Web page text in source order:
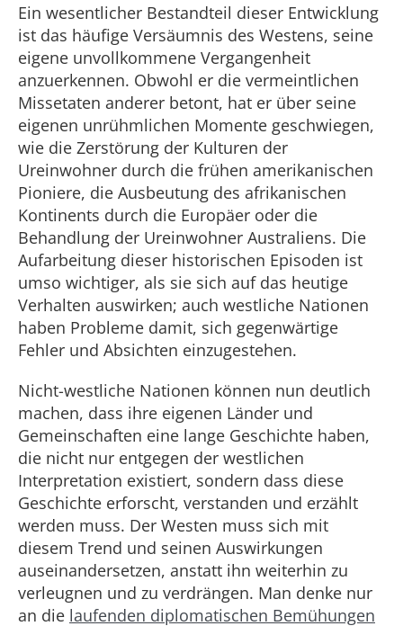
Ein wesentlicher Bestandteil dieser Entwicklung
ist das häufige Versäumnis des Westens, seine
eigene unvollkommene Vergangenheit
anzuerkennen. Obwohl er die vermeintlichen
Missetaten anderer betont, hat er über seine
eigenen unrühmlichen Momente geschwiegen,
wie die Zerstörung der Kulturen der
Ureinwohner durch die frühen amerikanischen
Pioniere, die Ausbeutung des afrikanischen
Kontinents durch die Europäer oder die
Behandlung der Ureinwohner Australiens. Die
Aufarbeitung dieser historischen Episoden ist
umso wichtiger, als sie sich auf das heutige
Verhalten auswirken; auch westliche Nationen
haben Probleme damit, sich gegenwärtige
Fehler und Absichten einzugestehen.
Nicht-westliche Nationen können nun deutlich
machen, dass ihre eigenen Länder und
Gemeinschaften eine lange Geschichte haben,
die nicht nur entgegen der westlichen
Interpretation existiert, sondern dass diese
Geschichte erforscht, verstanden und erzählt
werden muss. Der Westen muss sich mit
diesem Trend und seinen Auswirkungen
auseinandersetzen, anstatt ihn weiterhin zu
verleugnen und zu verdrängen. Man denke nur
an die laufenden diplomatischen Bemühungen